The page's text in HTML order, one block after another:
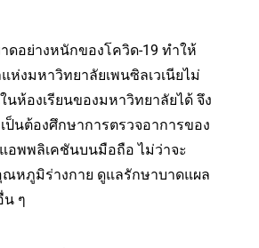
ดอย่างหนักของโควิด-19 ทำให้
ห่งมหาวิทยาลัยเพนซิลเวเนียไม่
นห้องเรียนของมหาวิทยาลัยได้ จึง
ป็นต้องศึกษาการตรวจอาการของ
อพพลิเคชันบนมือถือ ไม่ว่าจะ
ณหภูมิร่างกาย ดูแลรักษาบาดแผล
น ๆ